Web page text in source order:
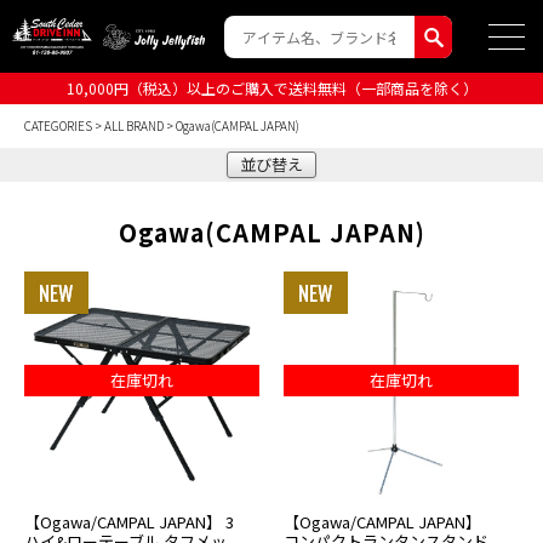
10,000円（税込）以上のご購入で送料無料（一部商品を除く）
CATEGORIES >ALL BRAND > Ogawa(CAMPAL JAPAN)
並び替え
Ogawa(CAMPAL JAPAN)
【Ogawa/CAMPAL JAPAN】 3
在庫切れ
【Ogawa/CAMPAL JAPAN】
在庫切れ